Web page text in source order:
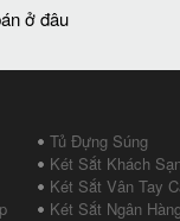
ở đâu
Tủ Đựng Súng
Két Sắt Khách
Két Sắt Vân Tay
Két Sắt Ngân